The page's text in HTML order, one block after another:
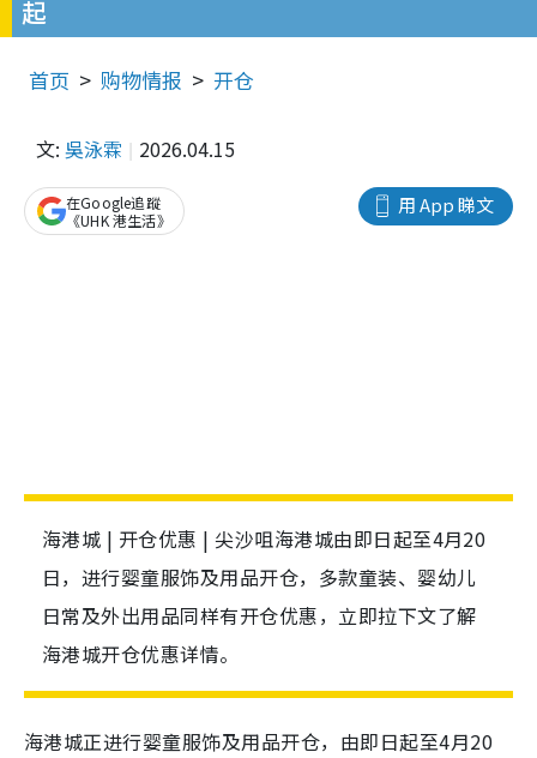
起
首页 购物情报 开仓
文: 吳泳霖 2026.04.15
用 App 睇文
在Google追蹤
《UHK 港生活》
海港城 | 开仓优惠 | 尖沙咀海港城由即日起至4月20
日，进行婴童服饰及用品开仓，多款童装、婴幼儿
日常及外出用品同样有开仓优惠，立即拉下文了解
海港城开仓优惠详情。
海港城正进行婴童服饰及用品开仓，由即日起至4月20